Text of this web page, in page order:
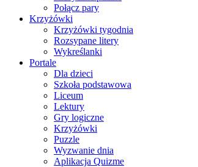
Połącz pary
Krzyżówki
Krzyżówki tygodnia
Rozsypane litery
Wykreślanki
Portale
Dla dzieci
Szkoła podstawowa
Liceum
Lektury
Gry logiczne
Krzyżówki
Puzzle
Wyzwanie dnia
Aplikacja Quizme